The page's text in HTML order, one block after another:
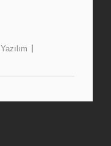
Yazılım